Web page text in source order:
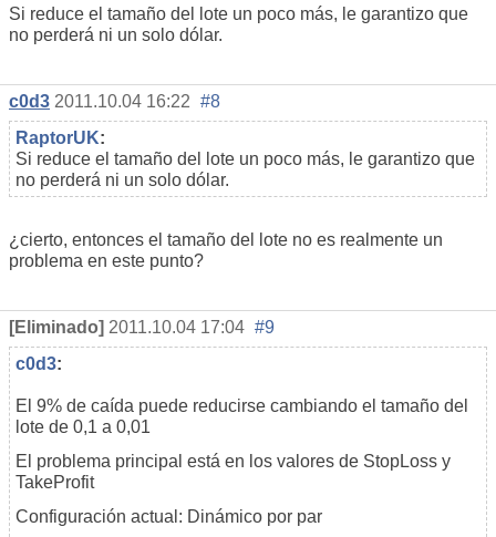
Si reduce el tamaño del lote un poco más, le garantizo que
no perderá ni un solo dólar.
c0d3 2011.10.04 16:22 #8
RaptorUK:
Si reduce el tamaño del lote un poco más, le garantizo que
no perderá ni un solo dólar.
¿cierto, entonces el tamaño del lote no es realmente un
problema en este punto?
[Eliminado] 2011.10.04 17:04 #9
c0d3:
El 9% de caída puede reducirse cambiando el tamaño del
lote de 0,1 a 0,01
El problema principal está en los valores de StopLoss y
TakeProfit
Configuración actual: Dinámico por par